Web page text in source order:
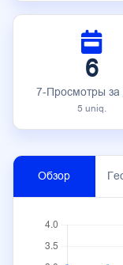
6
7-Просмотры за
5 uniq.
Обзор